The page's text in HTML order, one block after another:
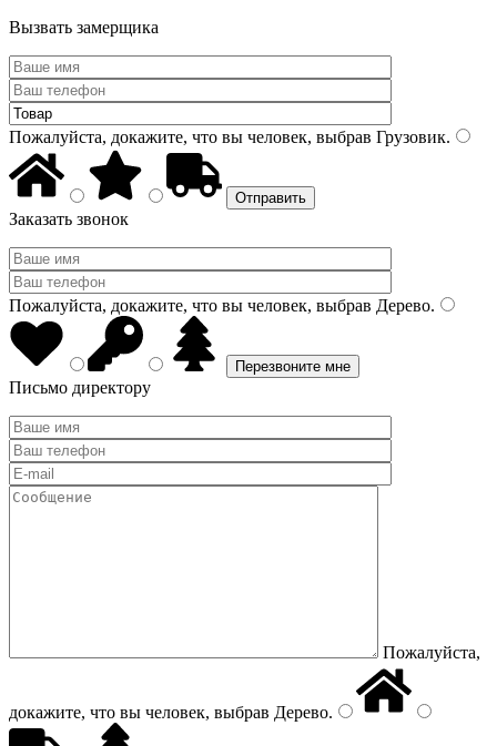
Вызвать замерщика
Пожалуйста, докажите, что вы человек, выбрав Грузовик.
Заказать звонок
Пожалуйста, докажите, что вы человек, выбрав Дерево.
Письмо директору
Пожалуйста,
докажите, что вы человек, выбрав Дерево.